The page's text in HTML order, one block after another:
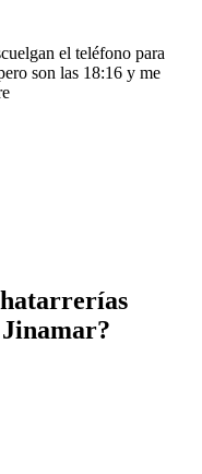
el teléfono para
son las 18:16 y me